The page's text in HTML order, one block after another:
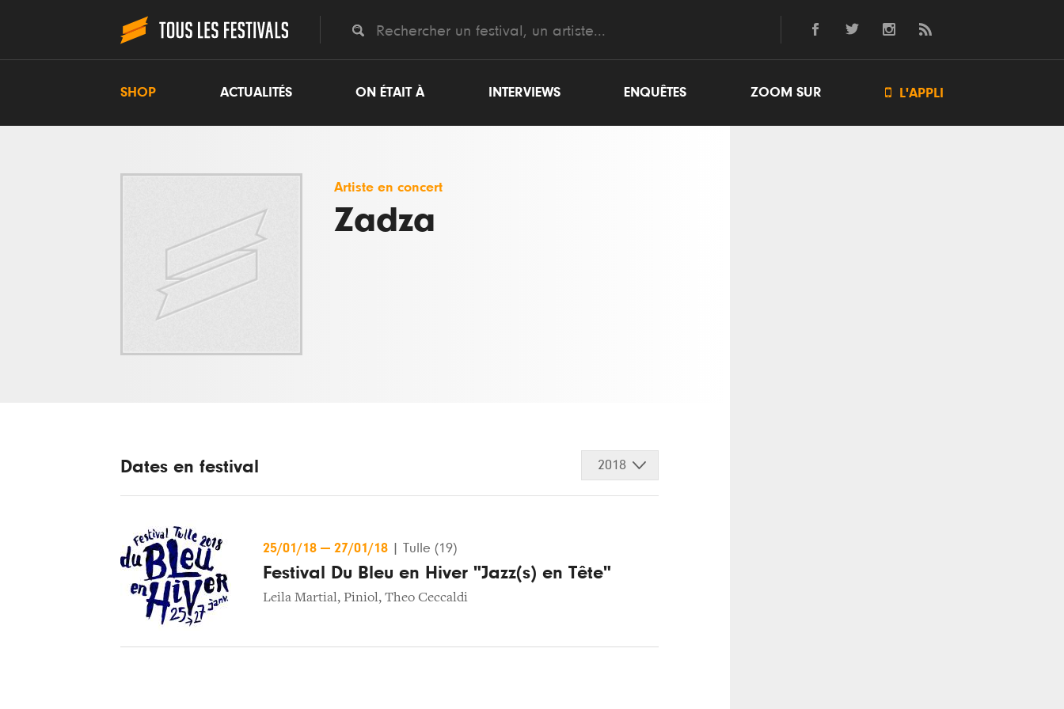
SHOP ACTUALITÉS ON ÉTAIT À INTERVIEWS ENQUÊTES ZOOM SUR  L'APPLI
Artiste en concert
Zadza
Dates en festival 2018
25/01/18 — 27/01/18 Tulle (19)
Festival Du Bleu en Hiver "Jazz(s) en Tête"
Leila Martial, Piniol, Theo Ceccaldi